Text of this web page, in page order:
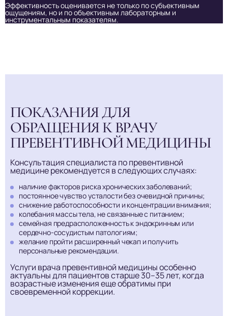
Эффективность оценивается не только по субъективным
ощущениям, но и по объективным лабораторным и
инструментальным показателям.
ПОКАЗАНИЯ ДЛЯ
ОБРАЩЕНИЯ К ВРАЧУ
ПРЕВЕНТИВНОЙ МЕДИЦИНЫ
Консультация специалиста по превентивной
медицине рекомендуется в следующих случаях:
наличие факторов риска хронических заболеваний;
постоянное чувство усталости без очевидной причины;
снижение работоспособности и концентрации внимания;
колебания массы тела, не связанные с питанием;
семейная предрасположенность к эндокринным или
сердечно-сосудистым патологиям;
желание пройти расширенный чекап и получить
персональные рекомендации.
Услуги врача превентивной медицины особенно
актуальны для пациентов старше 30–35 лет, когда
возрастные изменения еще обратимы при
своевременной коррекции.